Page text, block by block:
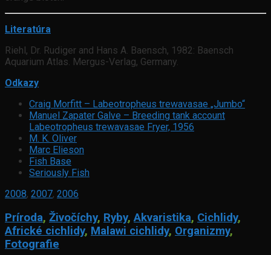
Literatúra
Riehl, Dr. Rudiger and Hans A. Baensch, 1982: Baensch
Aquarium Atlas. Mergus-Verlag, Germany.
Odkazy
Craig Morfitt – Labeotropheus trewavasae „Jumbo“
Manuel Zapater Galve – Breeding tank account
Labeotropheus trewavasae Fryer, 1956
M. K. Oliver
Marc Elieson
Fish Base
Seriously Fish
2008, 2007, 2006
Príroda, Živočíchy, Ryby,Akvaristika, Cichlidy,
Africké cichlidy, Malawi cichlidy, Organizmy,
Fotografie